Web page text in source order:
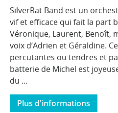
SilverRat Band est un
vif et efficace qui fait la part
Véronique, Laurent, Benoît,
voix d’Adrien et Géraldine.
percutantes ou tendres et
batterie de Michel est
du ...
Plus d'informations